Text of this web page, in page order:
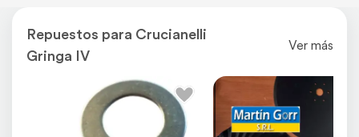
Repuestos para Crucianelli
Gringa IV
Ver más